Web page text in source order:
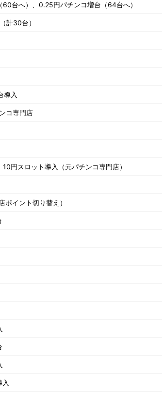
60台へ）、0.25円パチンコ増台（64台へ）
計30台）
導入
コ専門店
円スロット導入（元パチンコ専門店）
ポイント切り替え）